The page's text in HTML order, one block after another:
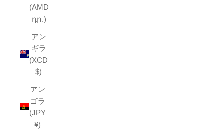
(AMD
դր.)
アン
ギラ
(XCD
$)
アン
ゴラ
(JPY
¥)